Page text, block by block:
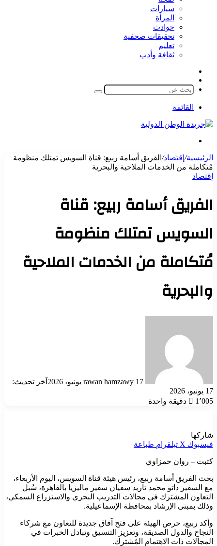
سيارات
المرأة
حوادث
تحقيقات صحفية
تعليم
ثقافة وأدب
المظلم
بحث
القائمة
الرئيسية/ إقتصاد/ الفريق أسامة ربيع: قناة السويس تمتلك منظومة
مُتكاملة من الخدمات الملاحية والبحرية
إقتصاد
الفريق أسامة ربيع: قناة
السويس تمتلك منظومة
مُتكاملة من الخدمات الملاحية
والبحرية
rawan hamzawy 17 يونيو، 2026
آخر تحديث:
17 يونيو، 2026
1٬005
دقيقة واحدة
شاركها
فيسبوك ‫X تيلقرام طباعة
كتبت – روان حمزاوي
بحث الفريق أسامة ربيع، رئيس هيئة قناة السويس، اليوم الأربعاء،
مع السفير داتو محمد تاريد سفيان سفير ماليزيا بالقاهرة، سُبل
التعاون المشترك في مجالات التدريب البحري والاستزراع السمكي،
وذلك بمبنى الإرشاد بمحافظة الإسماعيلية.
وأكد ربيع، حرص الهيئة على فتح آفاق جديدة للتعاون مع شركاء
النجاح والدول الصديقة، وتعزيز التنسيق وتبادل الخبرات في
المجالات ذات الاهتمام المُشترك.